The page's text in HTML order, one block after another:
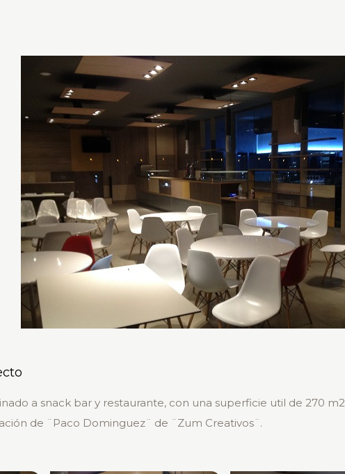
a snack bar y restaurante, con una superficie util de 270
de ¨Paco Dominguez¨ de ¨Zum Creativos¨.